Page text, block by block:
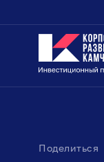
Поделиться